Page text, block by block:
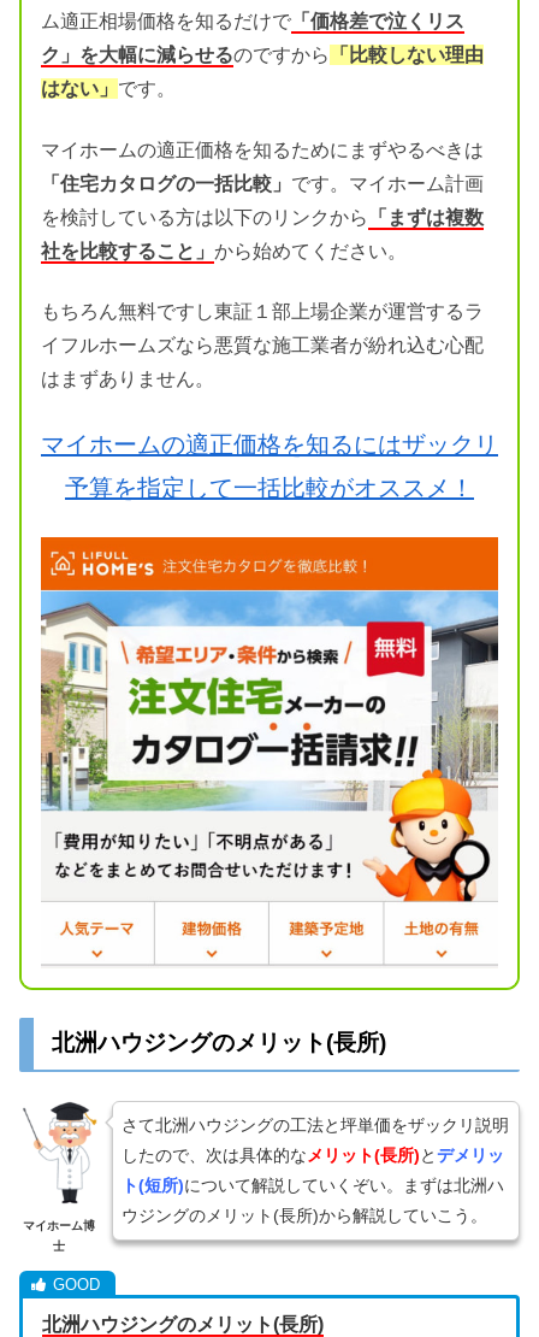
ム適正相場価格を知るだけで 「価格差で泣くリス
ク」を大幅に減らせるのですから
「比較しない理由
はない」 です。
マイホームの適正価格を知るためにまずやるべきは
「住宅カタログの一括比較」 です。マイホーム計画
を検討している方は以下のリンクから
「まずは複数
社を比較すること」 から始めてください。
もちろん無料ですし東証１部上場企業が運営するラ
イフルホームズなら悪質な施工業者が紛れ込む心配
はまずありません。
マイホームの適正価格を知るにはザックリ
予算を指定して一括比較がオススメ！
北洲ハウジングのメリット(長所)
マイホーム博
士
さて北洲ハウジングの工法と坪単価をザックリ説明
したので、次は具体的なメリット(長所)とデメリッ
ト(短所)について解説していくぞい。まずは北洲ハ
ウジングのメリット(長所)から解説していこう。
北洲ハウジングのメリット(長所)